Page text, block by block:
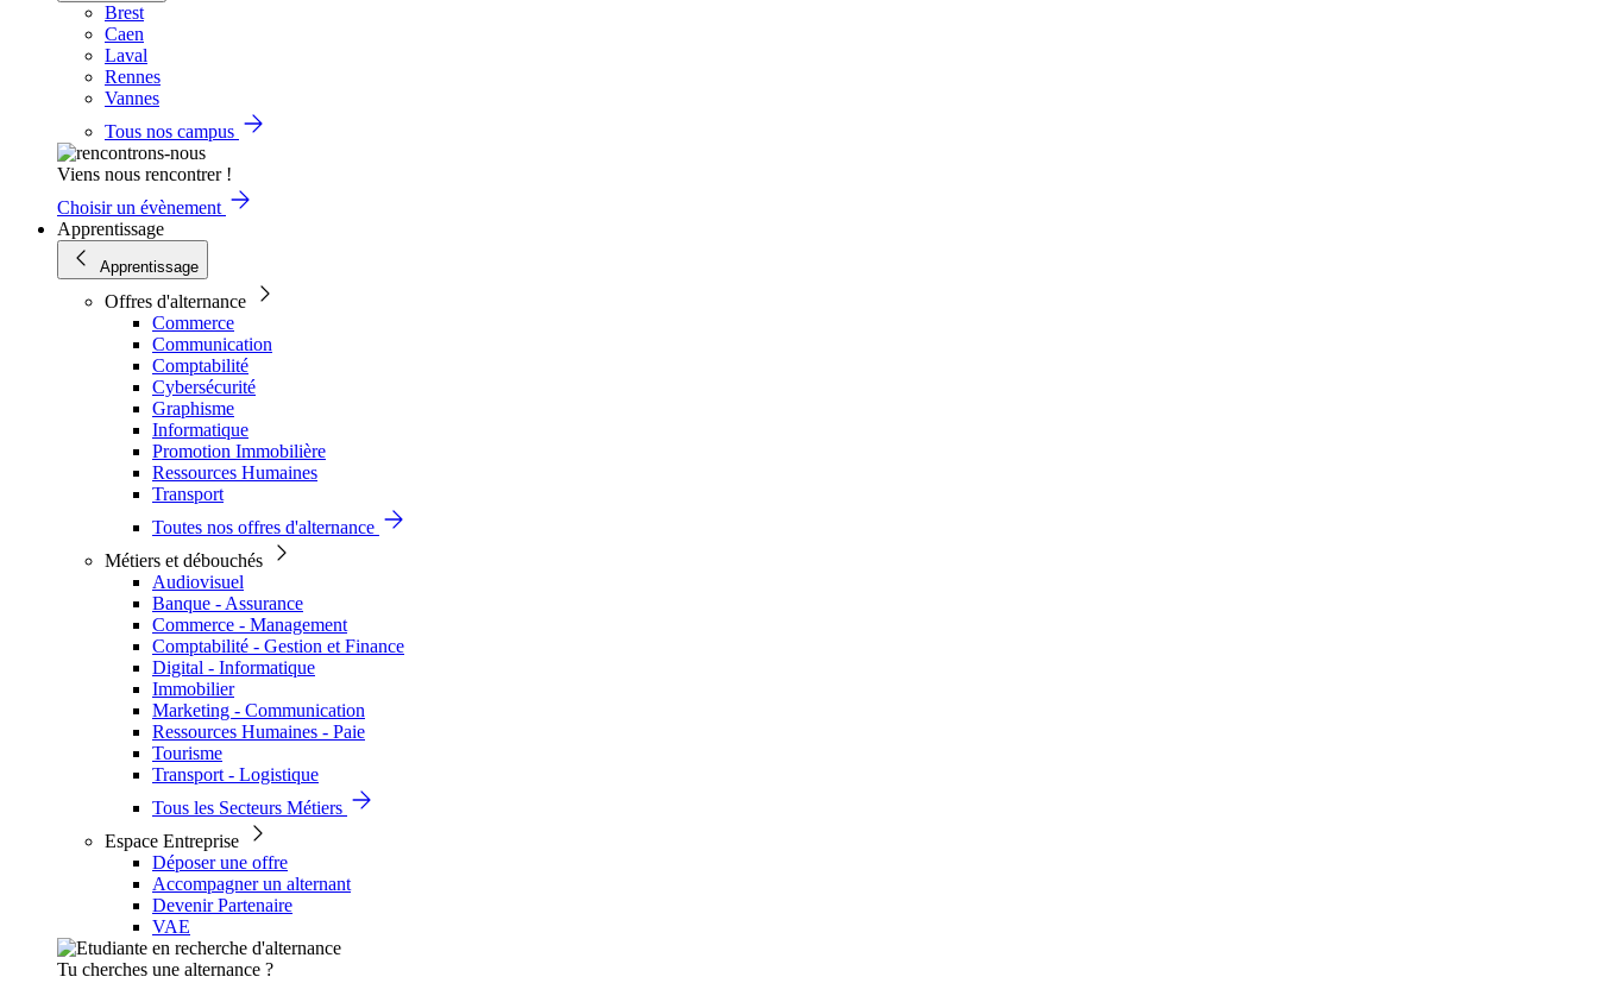
Brest
Caen
Laval
Rennes
Vannes
Tous nos campus
Viens nous rencontrer !
Choisir un évènement
Apprentissage
Apprentissage
Offres d'alternance
Commerce
Communication
Comptabilité
Cybersécurité
Graphisme
Informatique
Promotion Immobilière
Ressources Humaines
Transport
Toutes nos offres d'alternance
Métiers et débouchés
Audiovisuel
Banque - Assurance
Commerce - Management
Comptabilité - Gestion et Finance
Digital - Informatique
Immobilier
Marketing - Communication
Ressources Humaines - Paie
Tourisme
Transport - Logistique
Tous les Secteurs Métiers
Espace Entreprise
Déposer une offre
Accompagner un alternant
Devenir Partenaire
VAE
Tu cherches une alternance ?